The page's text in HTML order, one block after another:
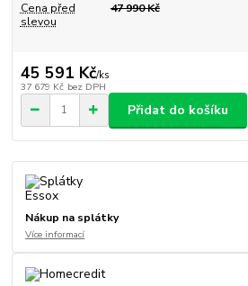
Cena před
slevou
47 990 Kč
45 591 Kč/ks
37 679 Kč bez DPH
Přidat do košíku
Nákup na splátky
Více informací